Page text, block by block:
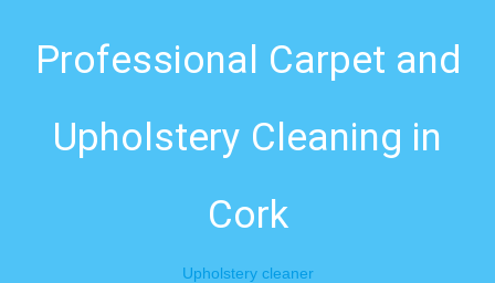
Professional Carpet and
Upholstery Cleaning in
Cork
Upholstery cleaner